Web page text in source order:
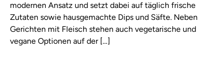
modernen Ansatz und setzt dabei auf täglich frische
Zutaten sowie hausgemachte Dips und Säfte. Neben
Gerichten mit Fleisch stehen auch vegetarische und
vegane Optionen auf der […]